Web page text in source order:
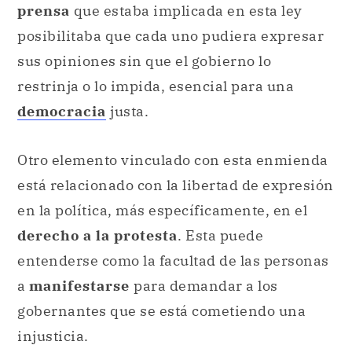
prensa que estaba implicada en esta ley
posibilitaba que cada uno pudiera expresar
sus opiniones sin que el gobierno lo
restrinja o lo impida, esencial para una
democracia justa.
Otro elemento vinculado con esta enmienda
está relacionado con la libertad de expresión
en la política, más específicamente, en el
derecho a la protesta. Esta puede
entenderse como la facultad de las personas
a manifestarse para demandar a los
gobernantes que se está cometiendo una
injusticia.